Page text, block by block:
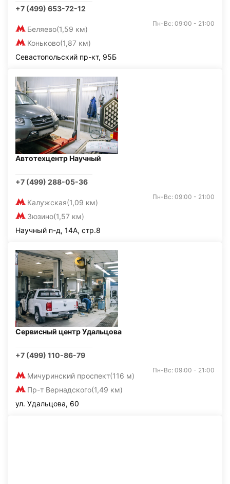
+7 (499) 653-72-12
Беляево(1,59 км)
Коньково(1,87 км)
Пн-Вс: 09:00 - 21:00
Севастопольский пр-кт, 95Б
Автотехцентр Научный
+7 (499) 288-05-36
Калужская(1,09 км)
Зюзино(1,57 км)
Пн-Вс: 09:00 - 21:00
Научный п-д, 14А, стр.8
Сервисный центр Удальцова
+7 (499) 110-86-79
Мичуринский проспект(116 м)
Пр-т Вернадского(1,49 км)
Пн-Вс: 09:00 - 21:00
ул. Удальцова, 60